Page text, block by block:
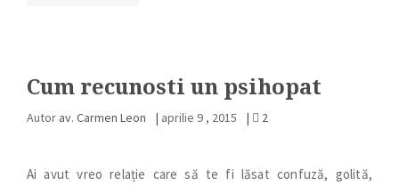
Cum recunosti un psihopat
Autor av. Carmen Leon | aprilie 9 , 2015 | 2
Ai avut vreo relație care să te fi lăsat confuză, golită,